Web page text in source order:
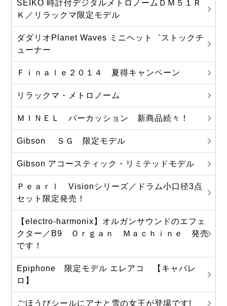
SEIKO 時計付デジタルメトロノームＤＭ５１Ｒ
Ｋ／リラックマ限定モデル
ダダリオPlanet Waves ミニヘット゛ストックチ
ューナー
Ｆｉｎａｌｅ２０１４ 夏得キャンペーン
リラックマ・メトロノーム
ＭＩＮＥＬ パーカッション 新商品続々！
Gibson ＳＧ 限定モデル
Gibson アコースティック・リミテッドモデル
Ｐｅａｒｌ Visionシリーズ／ドラム小口径3点
セット限定発売！
【electro-harmonix】オルガンサウンドのエフェ
クター／B9 Ｏｒｇａｎ Ｍａｃｈｉｎｅ 発売
です！
Epiphone 限定モデル エレアコ 【キャバレ
ロ】
ごほうびシールにアナと雪の女王が登場です!